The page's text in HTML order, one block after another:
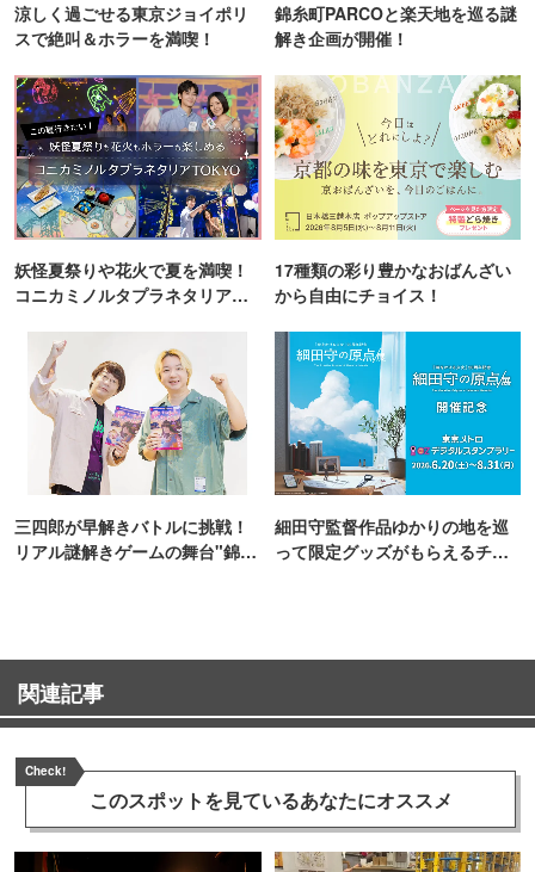
涼しく過ごせる東京ジョイポリ
スで絶叫＆ホラーを満喫！
錦糸町PARCOと楽天地を巡る謎
解き企画が開催！
妖怪夏祭りや花火で夏を満喫！
コニカミノルタプラネタリア
17種類の彩り豊かなおばんざい
から自由にチョイス！
三四郎が早解きバトルに挑戦！
リアル謎解きゲームの舞台"錦糸
細田守監督作品ゆかりの地を巡
って限定グッズがもらえるチャ
関連記事
Check!
このスポットを見ているあなたにオススメ